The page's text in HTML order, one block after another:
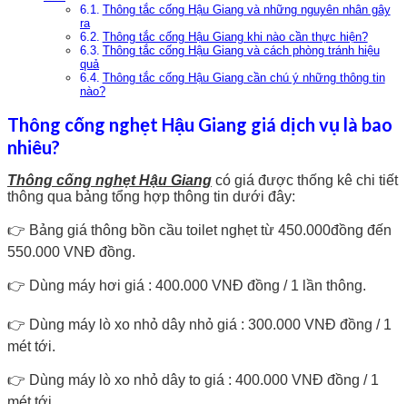
Thông tắc cống Hậu Giang và những nguyên nhân gây
ra
Thông tắc cống Hậu Giang khi nào cần thực hiện?
Thông tắc cống Hậu Giang và cách phòng tránh hiệu
quả
Thông tắc cống Hậu Giang cần chú ý những thông tin
nào?
Thông cống nghẹt Hậu Giang giá dịch vụ là bao
nhiêu?
Thông cống nghẹt Hậu Giang có giá được thống kê chi tiết
thông qua bảng tổng hợp thông tin dưới đây:
👉 Bảng giá thông bồn cầu toilet nghẹt từ 450.000đồng đến
550.000 VNĐ đồng.
👉 Dùng máy hơi giá : 400.000 VNĐ đồng / 1 lần thông.
👉 Dùng máy lò xo nhỏ dây nhỏ giá : 300.000 VNĐ đồng / 1
mét tới.
👉 Dùng máy lò xo nhỏ dây to giá : 400.000 VNĐ đồng / 1